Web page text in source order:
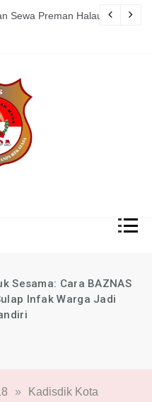
Agustus 07, 2026
Sewa Preman Halau LSM
Sesama: Cara BAZNAS
Infak Warga Jadi
»
Kadisdik Kota